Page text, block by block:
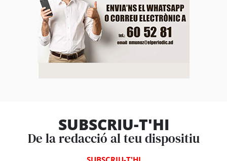
SUBSCRIU-T'HI
De la redacció al teu dispositiu